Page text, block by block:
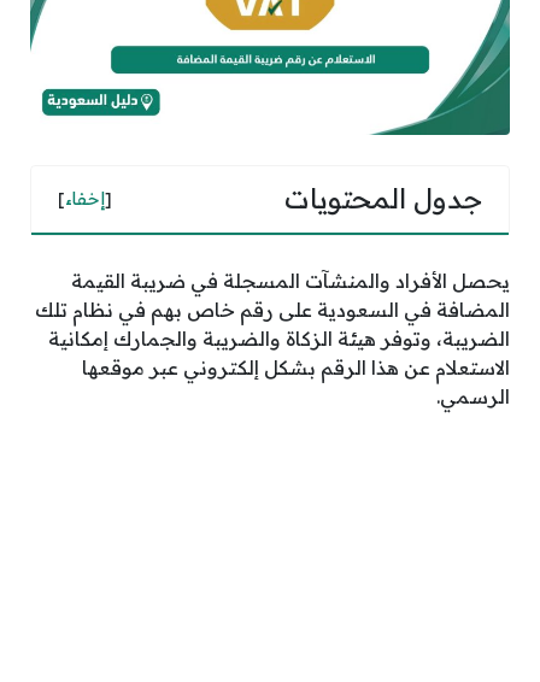
جدول المحتويات [إخفاء]
يحصل الأفراد والمنشآت المسجلة في ضريبة القيمة
المضافة في السعودية على رقم خاص بهم في نظام تلك
الضريبة، وتوفر هيئة الزكاة والضريبة والجمارك إمكانية
الاستعلام عن هذا الرقم بشكل إلكتروني عبر موقعها
الرسمي.